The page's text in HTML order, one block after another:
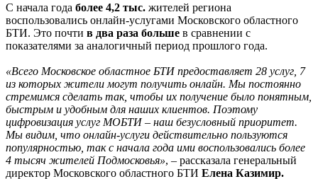
С начала года более 4,2 тыс. жителей региона
воспользовались онлайн-услугами Московского областного
БТИ. Это почти в два раза больше в сравнении с
показателями за аналогичный период прошлого года.
«Всего Московское областное БТИ предоставляет 28 услуг, 7
из которых жители могут получить онлайн. Мы постоянно
стремимся сделать так, чтобы их получение было понятным,
быстрым и удобным для наших клиентов. Поэтому
цифровизация услуг МОБТИ – наш безусловный приоритет.
Мы видим, что онлайн-услуги действительно пользуются
популярностью, так с начала года ими воспользовались более
4 тысяч жителей Подмосковья», – рассказала генеральный
директор Московского областного БТИ Елена Казимир.